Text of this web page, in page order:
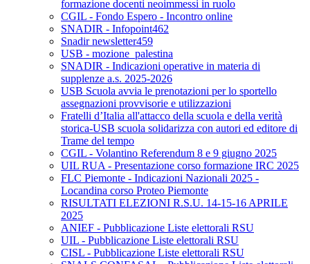
formazione docenti neoimmessi in ruolo
CGIL - Fondo Espero - Incontro online
SNADIR - Infopoint462
Snadir newsletter459
USB - mozione_palestina
SNADIR - Indicazioni operative in materia di
supplenze a.s. 2025-2026
USB Scuola avvia le prenotazioni per lo sportello
assegnazioni provvisorie e utilizzazioni
Fratelli d’Italia all'attacco della scuola e della verità
storica-USB scuola solidarizza con autori ed editore di
Trame del tempo
CGIL - Volantino Referendum 8 e 9 giugno 2025
UIL RUA - Presentazione corso formazione IRC 2025
FLC Piemonte - Indicazioni Nazionali 2025 -
Locandina corso Proteo Piemonte
RISULTATI ELEZIONI R.S.U. 14-15-16 APRILE
2025
ANIEF - Pubblicazione Liste elettorali RSU
UIL - Pubblicazione Liste elettorali RSU
CISL - Pubblicazione Liste elettorali RSU